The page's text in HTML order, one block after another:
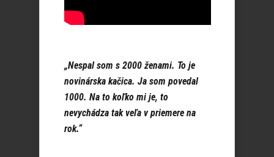
„Nespal som s 2000 ženami. To je
novinárska kačica. Ja som povedal
1000. Na to koľko mi je, to
nevychádza tak veľa v priemere na
rok.“